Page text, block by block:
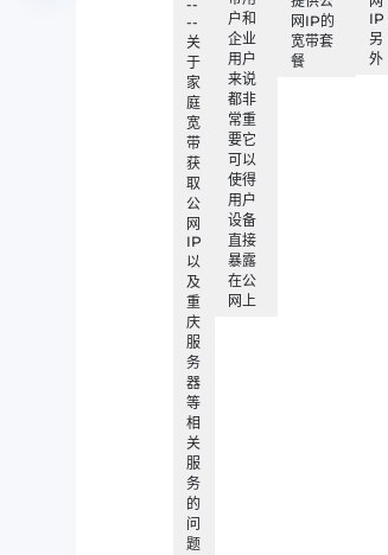
--
--
关
于
家
庭
宽
带
获
取
公
网
IP
以
及
重
庆
服
务
器
等
相
关
服
务
的
问
题
户和
企业
用户
来说
都非
常重
要它
可以
使得
用户
设备
直接
暴露
在公
网上
网IP的
宽带套
餐
IP
另
外